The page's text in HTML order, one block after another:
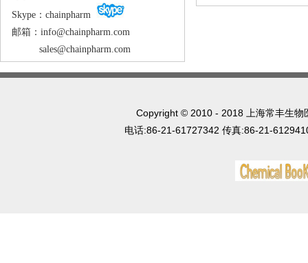
Skype： chainpharm
邮箱：info@chainpharm.com
sales@chainpharm.com
Copyright © 2010 - 2018 上海常丰生
电话:86-21-61727342 传真:86-21-